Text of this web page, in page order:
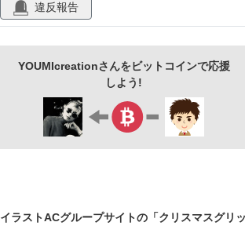
美しい カタログ
輝く 明り スケート 企画書 ピカピカ
違反報告
YOUMIcreationさんをビットコインで応援
しよう!
イラストACグループサイトの「クリスマスグリ